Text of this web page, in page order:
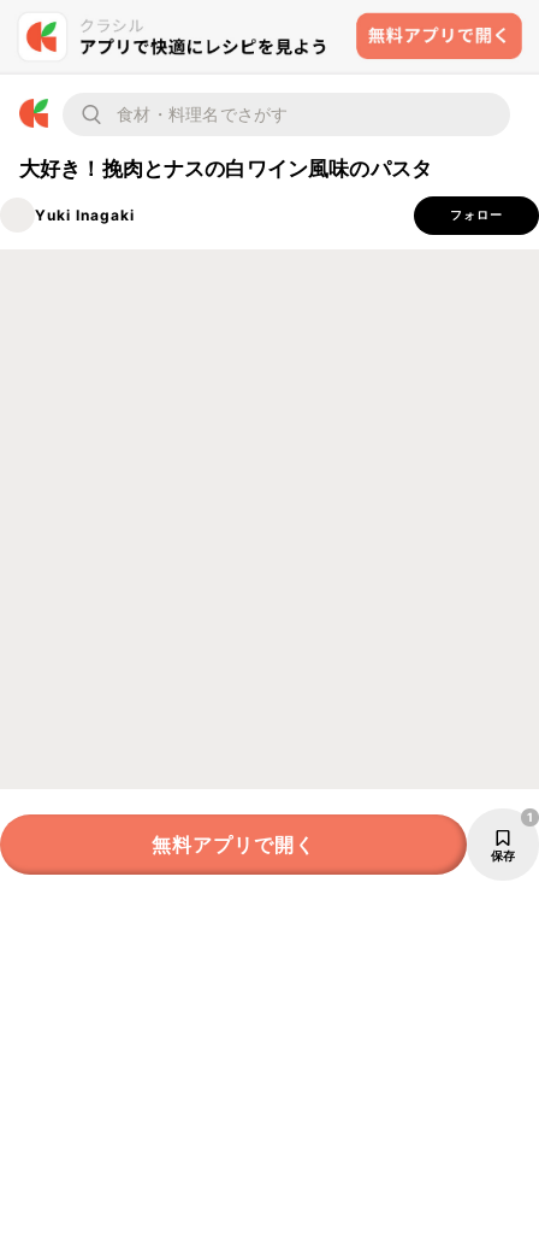
大好き！挽肉とナスの白ワイン風味のパスタ
Yuki Inagaki フォロー
無料アプリで開く 保存
1